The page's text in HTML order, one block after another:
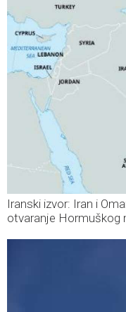
Iranski izvor: Iran i
otvaranje Hormuškog